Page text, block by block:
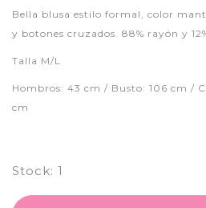
Bella blusa estilo formal, color
y botones cruzados. 88% rayón y
Talla M/L
Hombros: 43 cm / Busto: 106 cm /
cm
Stock: 1